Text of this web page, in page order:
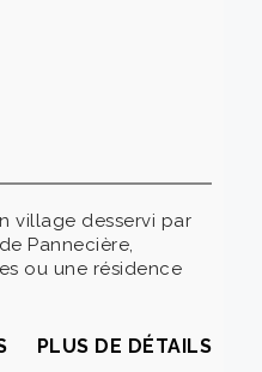
village desservi par
Pannecière,
ou une résidence
PLUS DE DÉTAILS